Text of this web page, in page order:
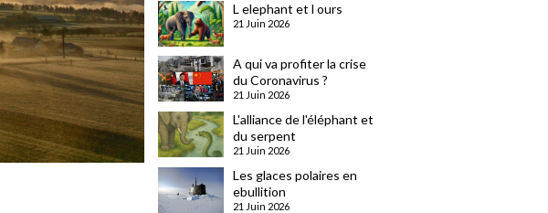
L elephant et l ours
21 Juin 2026
A qui va profiter la crise
du Coronavirus ?
21 Juin 2026
L'alliance de l'éléphant et
du serpent
21 Juin 2026
Les glaces polaires en
ebullition
21 Juin 2026